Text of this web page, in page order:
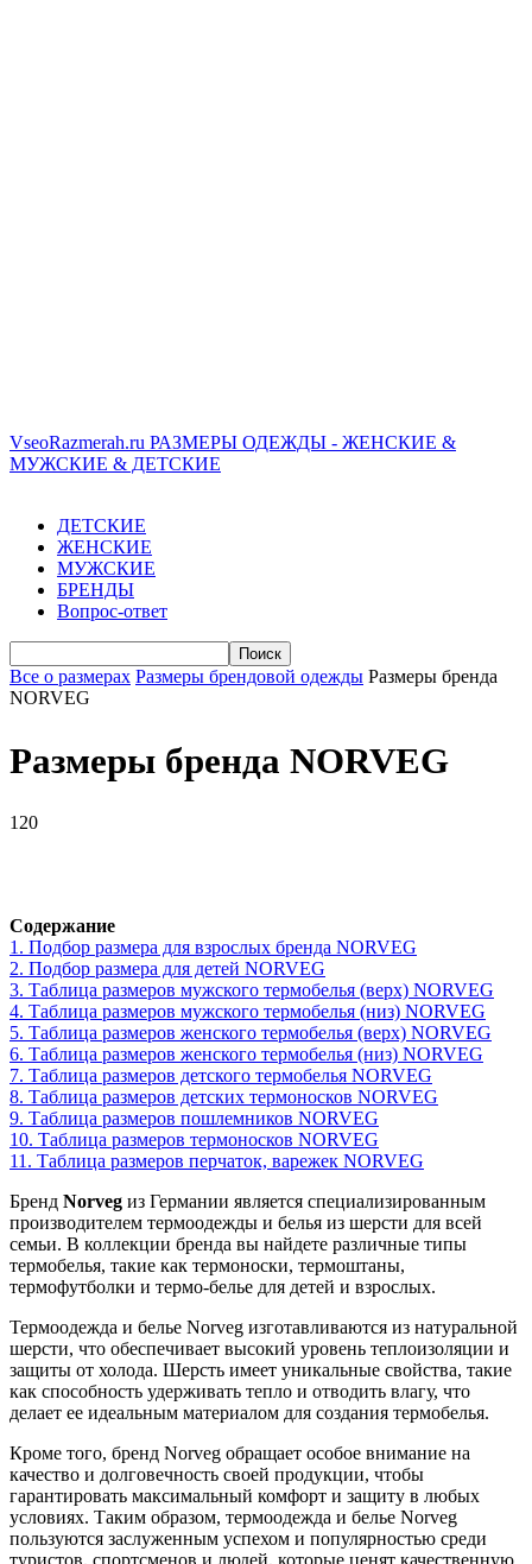
VseoRazmerah.ru РАЗМЕРЫ ОДЕЖДЫ - ЖЕНСКИЕ &
МУЖСКИЕ & ДЕТСКИЕ
ДЕТСКИЕ
ЖЕНСКИЕ
МУЖСКИЕ
БРЕНДЫ
Вопрос-ответ
Все о размерах Размеры брендовой одежды Размеры бренда
NORVEG
Размеры бренда NORVEG
120
Содержание
1. Подбор размера для взрослых бренда NORVEG
2. Подбор размера для детей NORVEG
3. Таблица размеров мужского термобелья (верх) NORVEG
4. Таблица размеров мужского термобелья (низ) NORVEG
5. Таблица размеров женского термобелья (верх) NORVEG
6. Таблица размеров женского термобелья (низ) NORVEG
7. Таблица размеров детского термобелья NORVEG
8. Таблица размеров детских термоносков NORVEG
9. Таблица размеров пошлемников NORVEG
10. Таблица размеров термоносков NORVEG
11. Таблица размеров перчаток, варежек NORVEG
Бренд Norveg из Германии является специализированным
производителем термоодежды и белья из шерсти для всей
семьи. В коллекции бренда вы найдете различные типы
термобелья, такие как термоноски, термоштаны,
термофутболки и термо-белье для детей и взрослых.
Термоодежда и белье Norveg изготавливаются из натуральной
шерсти, что обеспечивает высокий уровень теплоизоляции и
защиты от холода. Шерсть имеет уникальные свойства, такие
как способность удерживать тепло и отводить влагу, что
делает ее идеальным материалом для создания термобелья.
Кроме того, бренд Norveg обращает особое внимание на
качество и долговечность своей продукции, чтобы
гарантировать максимальный комфорт и защиту в любых
условиях. Таким образом, термоодежда и белье Norveg
пользуются заслуженным успехом и популярностью среди